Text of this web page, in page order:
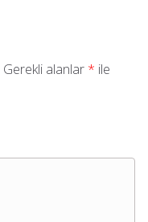
Gerekli alanlar * ile